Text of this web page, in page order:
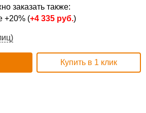
заказать также:
+20% (+4 335 руб.)
Купить в 1 клик